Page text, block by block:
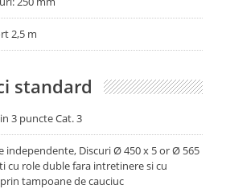
2,5 m
standard
3 puncte Cat. 3
independente, Discuri Ø 450 x 5 or Ø 565
cu role duble fara intretinere si cu
tampoane de cauciuc